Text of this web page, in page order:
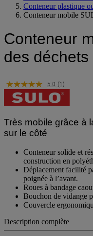
Conteneur plastique
Conteneur mobile
Conteneur
des
5.0 (1)
Très mobile grâce à
sur le côté
Conteneur solide et
construction en
Déplacement facilité
poignée à l’avant.
Roues à bandage
Bouchon de vidange
Couvercle
Description complète